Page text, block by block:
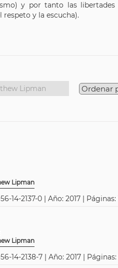
y por tanto las
y la escucha).
Lipman
14-2137-0 | Año: 2017 | Páginas:
Lipman
14-2138-7 | Año: 2017 |